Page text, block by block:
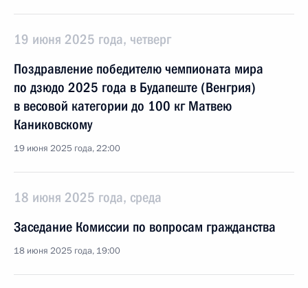
19 июня 2025 года, четверг
Поздравление победителю чемпионата мира
по дзюдо 2025 года в Будапеште (Венгрия)
в весовой категории до 100 кг Матвею
Каниковскому
19 июня 2025 года, 22:00
18 июня 2025 года, среда
Заседание Комиссии по вопросам гражданства
18 июня 2025 года, 19:00